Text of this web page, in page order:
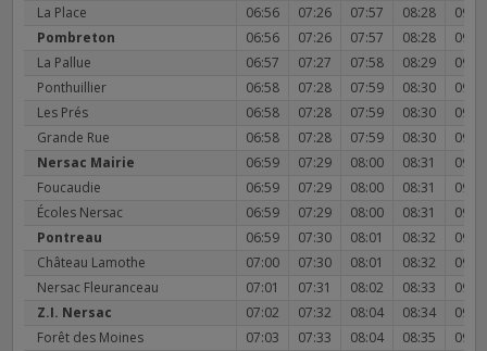
La Place
Pombreton
La Pallue
Ponthuillier
Les Prés
Grande Rue
Nersac Mairie
Foucaudie
Écoles Nersac
Pontreau
Château Lamothe
Nersac Fleuranceau
Z.I. Nersac
Forêt des Moines
06:56
07:26 07:57 08:28
09:06
06:56
07:26 07:57 08:28
09:06
06:57
07:27 07:58 08:29
09:07
06:58
07:28 07:59 08:30
09:08
06:58
07:28 07:59 08:30
09:08
06:58
07:28 07:59 08:30
09:08
06:59
07:29 08:00 08:31
09:09
06:59
07:29 08:00 08:31
09:09
06:59
07:29 08:00 08:31
09:09
06:59
07:30 08:01 08:32
09:10
07:00
07:30 08:01 08:32
09:10
07:01
07:31 08:02 08:33
09:11
07:02
07:32 08:04 08:34
09:12
07:03
07:33 08:04 08:35
09:13